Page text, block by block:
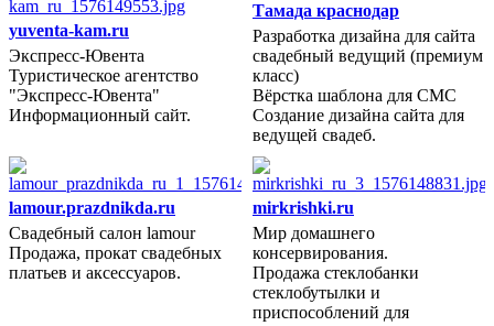
yuventa-kam.ru
Экспресс-Ювента
Туристическое агентство
"Экспресс-Ювента"
Информационный сайт.
2012 год
Тамада краснодар
Разработка дизайна для сайта
свадебный ведущий (премиум
класс)
Вёрстка шаблона для СМС
Создание дизайна сайта для
ведущей свадеб.
lamour.prazdnikda.ru
Свадебный салон lamour
Продажа, прокат свадебных
платьев и аксессуаров.
2012 год
mirkrishki.ru
Мир домашнего
консервирования.
Продажа стеклобанки
стеклобутылки и
приспособлений для